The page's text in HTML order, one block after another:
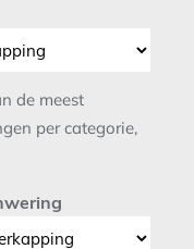
de meest
per categorie,